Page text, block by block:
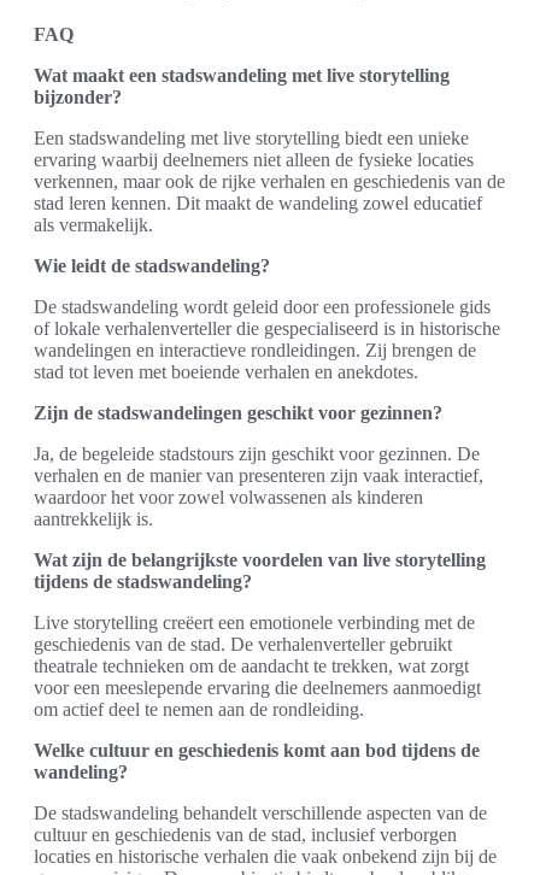
FAQ
Wat maakt een stadswandeling met live storytelling
bijzonder?
Een stadswandeling met live storytelling biedt een unieke
ervaring waarbij deelnemers niet alleen de fysieke locaties
verkennen, maar ook de rijke verhalen en geschiedenis van de
stad leren kennen. Dit maakt de wandeling zowel educatief
als vermakelijk.
Wie leidt de stadswandeling?
De stadswandeling wordt geleid door een professionele gids
of lokale verhalenverteller die gespecialiseerd is in historische
wandelingen en interactieve rondleidingen. Zij brengen de
stad tot leven met boeiende verhalen en anekdotes.
Zijn de stadswandelingen geschikt voor gezinnen?
Ja, de begeleide stadstours zijn geschikt voor gezinnen. De
verhalen en de manier van presenteren zijn vaak interactief,
waardoor het voor zowel volwassenen als kinderen
aantrekkelijk is.
Wat zijn de belangrijkste voordelen van live storytelling
tijdens de stadswandeling?
Live storytelling creëert een emotionele verbinding met de
geschiedenis van de stad. De verhalenverteller gebruikt
theatrale technieken om de aandacht te trekken, wat zorgt
voor een meeslepende ervaring die deelnemers aanmoedigt
om actief deel te nemen aan de rondleiding.
Welke cultuur en geschiedenis komt aan bod tijdens de
wandeling?
De stadswandeling behandelt verschillende aspecten van de
cultuur en geschiedenis van de stad, inclusief verborgen
locaties en historische verhalen die vaak onbekend zijn bij de